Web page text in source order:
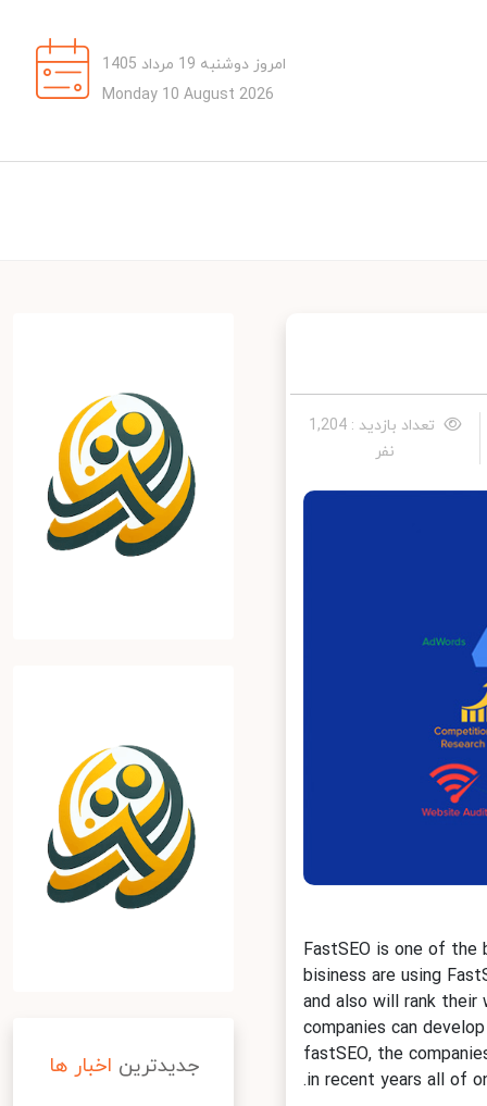
امروز دوشنبه 19 مرداد 1405
Monday 10 August 2026
تعداد بازدید : 1,204
نفر
FastSEO is one of
bisiness are using
and also will rank
companies can
fastSEO, the
in recent years all
جدیدترین اخبار ها